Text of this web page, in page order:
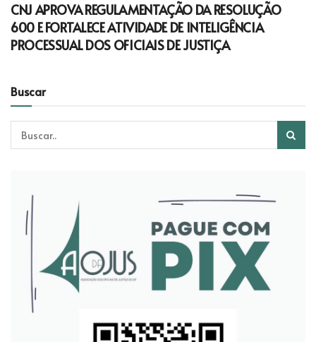
CNJ APROVA REGULAMENTAÇÃO DA RESOLUÇÃO
600 E FORTALECE ATIVIDADE DE INTELIGÊNCIA
PROCESSUAL DOS OFICIAIS DE JUSTIÇA
Buscar